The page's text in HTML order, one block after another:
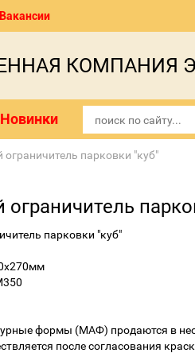
Вакансии
КОМПАНИЯ
Новинки
ограничитель парковки "куб"
парковки "куб"
формы (МАФ) продаются в
после согласования